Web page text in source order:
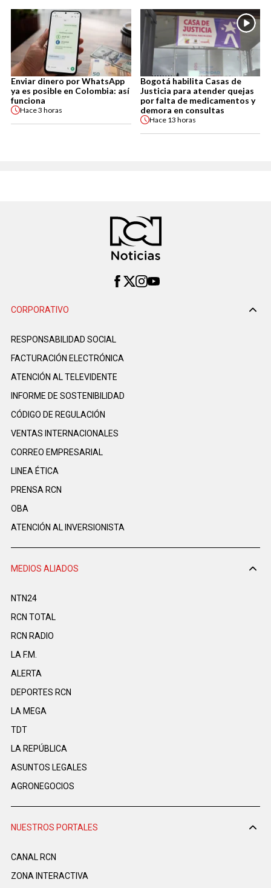
Enviar dinero por WhatsApp
ya es posible en Colombia: así
funciona
Hace3 horas
Bogotá habilita Casas de
Justicia para atender quejas
por falta de medicamentos y
demora en consultas
Hace 13 horas
CORPORATIVO
RESPONSABILIDAD SOCIAL
FACTURACIÓN ELECTRÓNICA
ATENCIÓN AL TELEVIDENTE
INFORME DE SOSTENIBILIDAD
CÓDIGO DE REGULACIÓN
VENTAS INTERNACIONALES
CORREO EMPRESARIAL
LINEA ÉTICA
PRENSA RCN
OBA
ATENCIÓN AL INVERSIONISTA
MEDIOS ALIADOS
NTN24
RCN TOTAL
RCN RADIO
LA F.M.
ALERTA
DEPORTES RCN
LA MEGA
TDT
LA REPÚBLICA
ASUNTOS LEGALES
AGRONEGOCIOS
NUESTROS PORTALES
CANAL RCN
ZONA INTERACTIVA